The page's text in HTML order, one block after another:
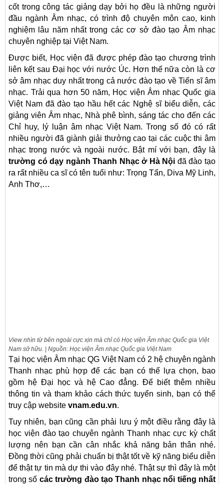
cốt trong công tác giảng dạy bởi họ đều là những người
đầu ngành Âm nhạc, có trình độ chuyên môn cao, kinh
nghiệm lâu năm nhất trong các cơ sở đào tạo Âm nhạc
chuyên nghiệp tại Việt Nam.
Được biết, Học viện đã được phép đào tạo chương trình
liên kết sau Đại học với nước Úc. Hơn thế nữa còn là cơ
sở âm nhạc duy nhất trong cả nước đào tạo về Tiến sĩ âm
nhạc. Trải qua hơn 50 năm, Học viện Âm nhạc Quốc gia
Việt Nam đã đào tạo hầu hết các Nghệ sĩ biểu diễn, các
giảng viên Âm nhạc, Nhà phê bình, sáng tác cho đến các
Chỉ huy, lý luận âm nhạc Việt Nam. Trong số đó có rất
nhiều người đã giành giải thưởng cao tại các cuộc thi âm
nhạc trong nước và ngoài nước. Bật mí với bạn, đây là
trường có dạy ngành Thanh Nhạc ở Hà Nội đã đào tạo
ra rất nhiều ca sĩ có tên tuổi như: Trọng Tấn, Diva Mỹ Linh,
Anh Thơ,…
View nhìn từ bên ngoài cực xịn mà chỉ có Học viện Âm nhạc Quốc gia Việt
Nam sở hữu. | Nguồn: Học viện Âm nhạc Quốc gia Việt Nam
Tại học viện Âm nhạc QG Việt Nam có 2 hệ chuyên ngành
Thanh nhạc phù hợp để các bạn có thể lựa chọn, bao
gồm hệ Đại học và hệ Cao đẳng. Để biết thêm nhiều
thông tin và tham khảo cách thức tuyển sinh, bạn có thể
truy cập website vnam.edu.vn.
Tuy nhiên, bạn cũng cần phải lưu ý một điều rằng đây là
học viện đào tạo chuyên ngành Thanh nhạc cực kỳ chất
lượng nên bạn cần cân nhắc khả năng bản thân nhé.
Đồng thời cũng phải chuẩn bị thật tốt về kỹ năng biểu diễn
để thật tự tin mà dự thi vào đây nhé. Thật sự thì đây là một
trong số các trường đào tạo Thanh nhạc nổi tiếng nhất